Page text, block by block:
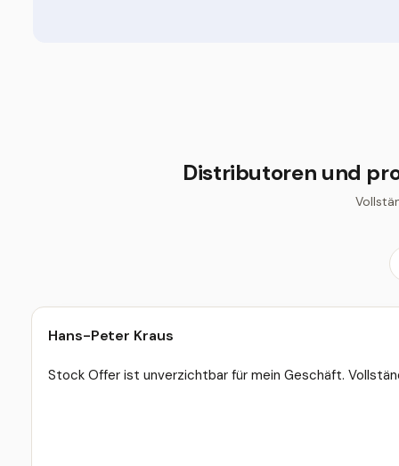
Distributoren und
Hans-Peter Kraus
Stock Offer ist unverzichtbar für mein Geschäft.